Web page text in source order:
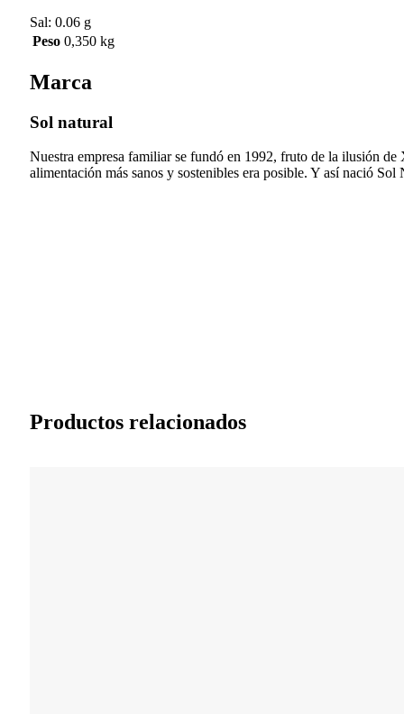
Sal: 0.06 g
Peso 0,350 kg
Marca
Sol natural
Nuestra empresa familiar se fundó en 1992, fruto de la ilusión
alimentación más sanos y sostenibles era posible. Y así nació
Productos relacionados